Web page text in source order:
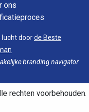
ons
lucht doorde Beste
branding navigator
rechten voorbehouden.